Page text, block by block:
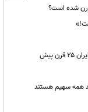
شده است؟
همه سهیم هستند